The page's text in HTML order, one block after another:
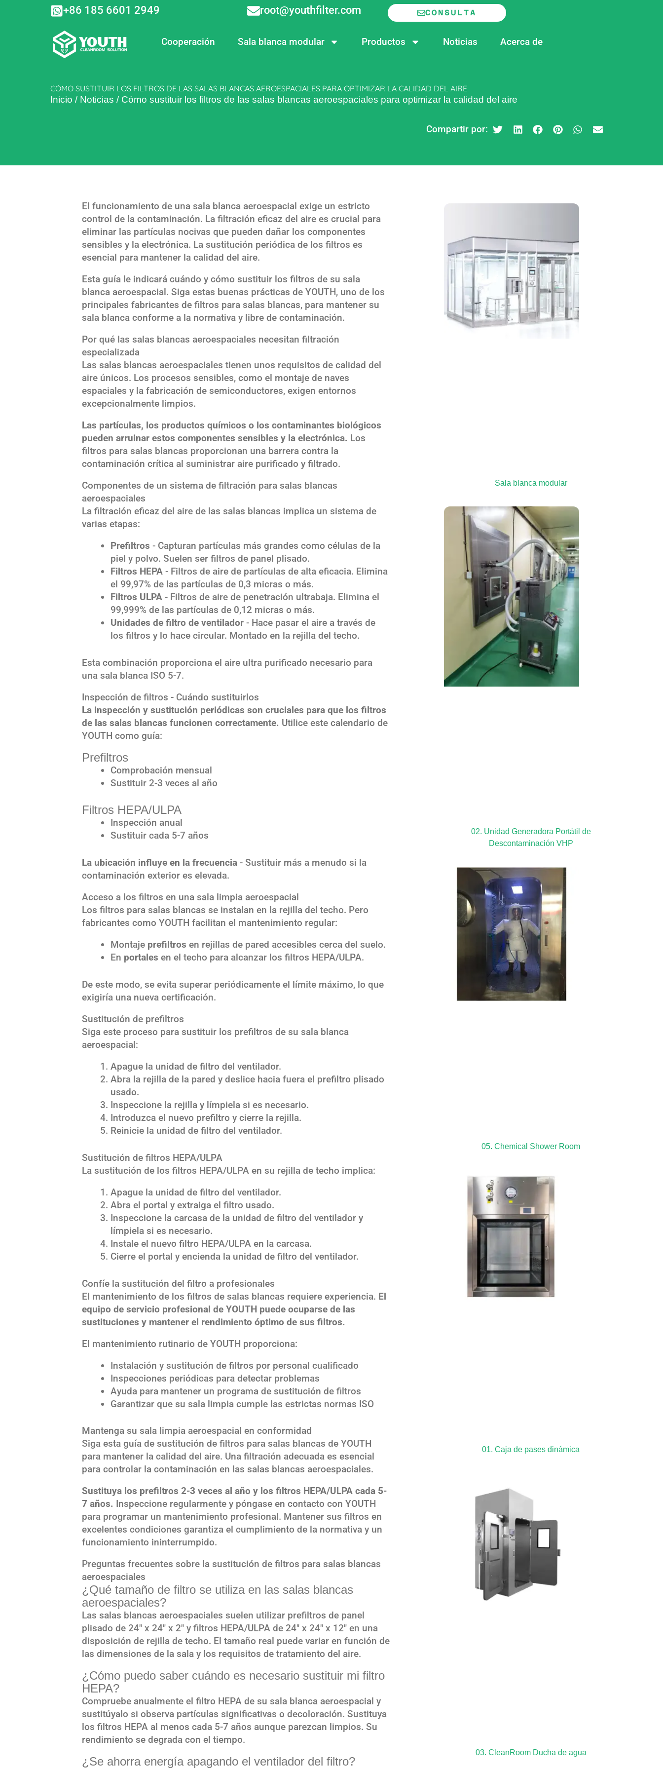
+86 185 6601 2949 root@youthfilter.com CONSULTA
Cooperación Sala blanca modular Productos Noticias Acerca de
CÓMO SUSTITUIR LOS FILTROS DE LAS SALAS BLANCAS AEROESPACIALES PARA OPTIMIZAR LA CALIDAD DEL AIRE
Inicio / Noticias / Cómo sustituir los filtros de las salas blancas aeroespaciales para optimizar la calidad del aire
Compartir por:
El funcionamiento de una sala blanca aeroespacial exige un estricto
control de la contaminación. La filtración eficaz del aire es crucial para
eliminar las partículas nocivas que pueden dañar los componentes
sensibles y la electrónica. La sustitución periódica de los filtros es
esencial para mantener la calidad del aire.
Esta guía le indicará cuándo y cómo sustituir los filtros de su sala
blanca aeroespacial. Siga estas buenas prácticas de YOUTH, uno de los
principales fabricantes de filtros para salas blancas, para mantener su
sala blanca conforme a la normativa y libre de contaminación.
Por qué las salas blancas aeroespaciales necesitan filtración
especializada
Las salas blancas aeroespaciales tienen unos requisitos de calidad del
aire únicos. Los procesos sensibles, como el montaje de naves
espaciales y la fabricación de semiconductores, exigen entornos
excepcionalmente limpios.
Las partículas, los productos químicos o los contaminantes biológicos
pueden arruinar estos componentes sensibles y la electrónica. Los
filtros para salas blancas proporcionan una barrera contra la
contaminación crítica al suministrar aire purificado y filtrado.
Componentes de un sistema de filtración para salas blancas
aeroespaciales
La filtración eficaz del aire de las salas blancas implica un sistema de
varias etapas:
Prefiltros - Capturan partículas más grandes como células de la
piel y polvo. Suelen ser filtros de panel plisado.
Filtros HEPA- Filtros de aire de partículas de alta eficacia. Elimina
el 99,97% de las partículas de 0,3 micras o más.
Filtros ULPA- Filtros de aire de penetración ultrabaja. Elimina el
99,999% de las partículas de 0,12 micras o más.
Unidades de filtro de ventilador- Hace pasar el aire a través de
los filtros y lo hace circular. Montado en la rejilla del techo.
Esta combinación proporciona el aire ultra purificado necesario para
una sala blanca ISO 5-7.
Inspección de filtros - Cuándo sustituirlos
La inspección y sustitución periódicas son cruciales para que los filtros
de las salas blancas funcionen correctamente. Utilice este calendario de
YOUTH como guía:
Prefiltros
Comprobación mensual
Sustituir 2-3 veces al año
Filtros HEPA/ULPA
Inspección anual
Sustituir cada 5-7 años
La ubicación influye en la frecuencia - Sustituir más a menudo si la
contaminación exterior es elevada.
Acceso a los filtros en una sala limpia aeroespacial
Los filtros para salas blancas se instalan en la rejilla del techo. Pero
fabricantes como YOUTH facilitan el mantenimiento regular:
Montaje prefiltros en rejillas de pared accesibles cerca del suelo.
En portales en el techo para alcanzar los filtros HEPA/ULPA.
De este modo, se evita superar periódicamente el límite máximo, lo que
exigiría una nueva certificación.
Sustitución de prefiltros
Siga este proceso para sustituir los prefiltros de su sala blanca
aeroespacial:
Apague la unidad de filtro del ventilador.
Abra la rejilla de la pared y deslice hacia fuera el prefiltro plisado
usado.
Inspeccione la rejilla y límpiela si es necesario.
Introduzca el nuevo prefiltro y cierre la rejilla.
Reinicie la unidad de filtro del ventilador.
Sustitución de filtros HEPA/ULPA
La sustitución de los filtros HEPA/ULPA en su rejilla de techo implica:
Apague la unidad de filtro del ventilador.
Abra el portal y extraiga el filtro usado.
Inspeccione la carcasa de la unidad de filtro del ventilador y
límpiela si es necesario.
Instale el nuevo filtro HEPA/ULPA en la carcasa.
Cierre el portal y encienda la unidad de filtro del ventilador.
Confíe la sustitución del filtro a profesionales
El mantenimiento de los filtros de salas blancas requiere experiencia. El
equipo de servicio profesional de YOUTH puede ocuparse de las
sustituciones y mantener el rendimiento óptimo de sus filtros.
El mantenimiento rutinario de YOUTH proporciona:
Instalación y sustitución de filtros por personal cualificado
Inspecciones periódicas para detectar problemas
Ayuda para mantener un programa de sustitución de filtros
Garantizar que su sala limpia cumple las estrictas normas ISO
Mantenga su sala limpia aeroespacial en conformidad
Siga esta guía de sustitución de filtros para salas blancas de YOUTH
para mantener la calidad del aire. Una filtración adecuada es esencial
para controlar la contaminación en las salas blancas aeroespaciales.
Sustituya los prefiltros 2-3 veces al año y los filtros HEPA/ULPA cada 5-
7 años. Inspeccione regularmente y póngase en contacto con YOUTH
para programar un mantenimiento profesional. Mantener sus filtros en
excelentes condiciones garantiza el cumplimiento de la normativa y un
funcionamiento ininterrumpido.
Preguntas frecuentes sobre la sustitución de filtros para salas blancas
aeroespaciales
¿Qué tamaño de filtro se utiliza en las salas blancas
aeroespaciales?
Las salas blancas aeroespaciales suelen utilizar prefiltros de panel
plisado de 24″ x 24″ x 2″ y filtros HEPA/ULPA de 24″ x 24″ x 12″ en una
disposición de rejilla de techo. El tamaño real puede variar en función de
las dimensiones de la sala y los requisitos de tratamiento del aire.
¿Cómo puedo saber cuándo es necesario sustituir mi filtro
HEPA?
Compruebe anualmente el filtro HEPA de su sala blanca aeroespacial y
sustitúyalo si observa partículas significativas o decoloración. Sustituya
los filtros HEPA al menos cada 5-7 años aunque parezcan limpios. Su
rendimiento se degrada con el tiempo.
¿Se ahorra energía apagando el ventilador del filtro?
Sala blanca modular
02. Unidad Generadora Portátil de
Descontaminación VHP
05. Chemical Shower Room
01. Caja de pases dinámica
03. CleanRoom Ducha de agua